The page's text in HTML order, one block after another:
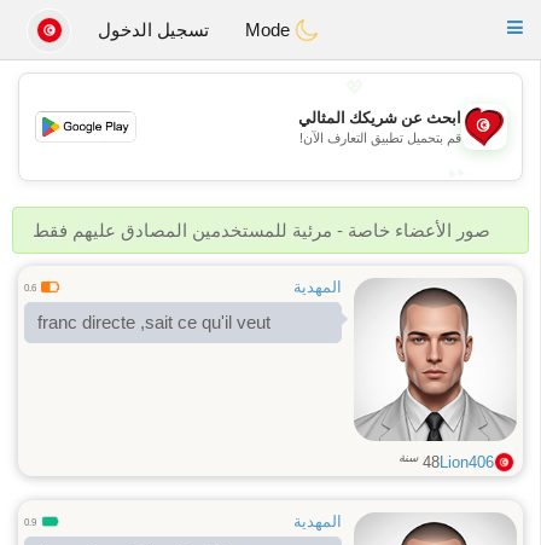
Tunisia Dating
Toggle
تسجيل الدخول
💖
💕
ابحث عن شريكك المثالي
قم بتحميل تطبيق التعارف الآن!
صور الأعضاء خاصة - مرئية للمستخدمين المصادق عليهم فقط
المهدية 0.6
franc directe ,sait ce qu'il veut
Lion406
48 سنة
المهدية 0.9